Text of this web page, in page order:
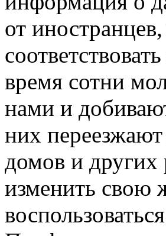
от
время сотни
нами и
них
домов и других
изменить свою